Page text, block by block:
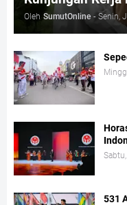
Oleh SumutOnline - Senin,
531